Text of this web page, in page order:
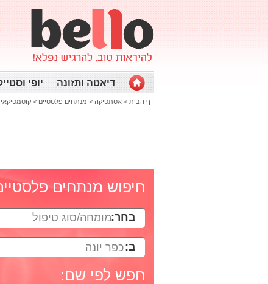
דיאטה ותזונה יופי
דף הבית > אסתטיקה > מנתחים פלסטיים >
חיפוש מנתחים
בחר:מומחה/סוג טיפול
ב:כפר יונה
חפש לפי שם: